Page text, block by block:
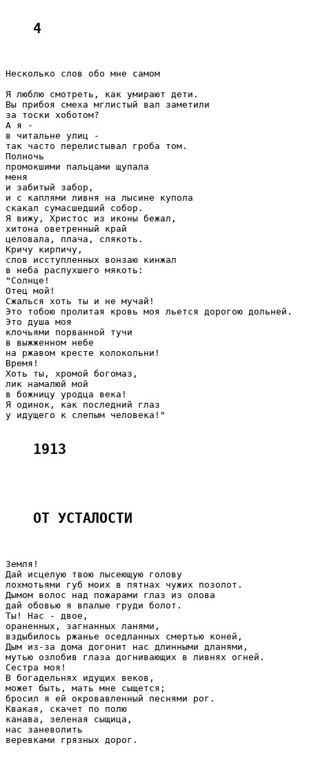
4
Несколько слов обо мне самом
Я люблю смотреть, как умирают дети.
Вы прибоя смеха мглистый вал заметили
за тоски хоботом?
А я -
в читальне улиц -
так часто перелистывал гроба том.
Полночь
промокшими пальцами щупала
меня
и забитый забор,
и с каплями ливня на лысине купола
скакал сумасшедший собор.
Я вижу, Христос из иконы бежал,
хитона оветренный край
целовала, плача, слякоть.
Кричу кирпичу,
слов исступленных вонзаю кинжал
в неба распухшего мякоть:
"Солнце!
Отец мой!
Сжалься хоть ты и не мучай!
Это тобою пролитая кровь моя льется дорогою дольней.
Это душа моя
клочьями порванной тучи
в выжженном небе
на ржавом кресте колокольни!
Время!
Хоть ты, хромой богомаз,
лик намалюй мой
в божницу уродца века!
Я одинок, как последний глаз
у идущего к слепым человека!"
1913
ОТ УСТАЛОСТИ
Земля!
Дай исцелую твою лысеющую голову
лохмотьями губ моих в пятнах чужих позолот.
Дымом волос над пожарами глаз из олова
дай обовью я впалые груди болот.
Ты! Нас - двое,
ораненных, загнанных ланями,
вздыбилось ржанье оседланных смертью коней,
Дым из-за дома догонит нас длинными дланями,
мутью озлобив глаза догнивающих в ливнях огней.
Сестра моя!
В богадельнях идущих веков,
может быть, мать мне сыщется;
бросил я ей окровавленный песнями рог.
Квакая, скачет по полю
канава, зеленая сыщица,
нас заневолить
веревками грязных дорог.